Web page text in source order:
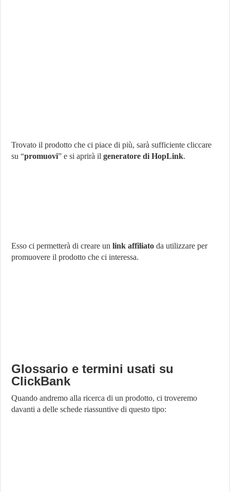
Trovato il prodotto che ci piace di più, sarà sufficiente cliccare
su “promuovi” e si aprirà ilgeneratore di HopLink.
Esso ci permetterà di creare unlink affiliato da utilizzare per
promuovere il prodotto che ci interessa.
Glossario e termini usati su
ClickBank
Quando andremo alla ricerca di un prodotto, ci troveremo
davanti a delle schede riassuntive di questo tipo: